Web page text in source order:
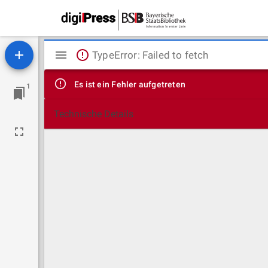
1
Mirador
Viewer
TypeError: Failed to fetch
Es ist ein Fehler aufgetreten
Technische Details